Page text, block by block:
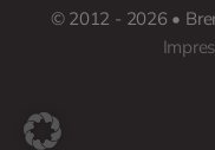
© 2012 - 2026 •